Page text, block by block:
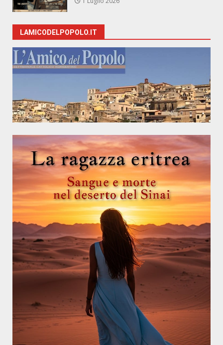
LAMICODELPOPOLO.IT